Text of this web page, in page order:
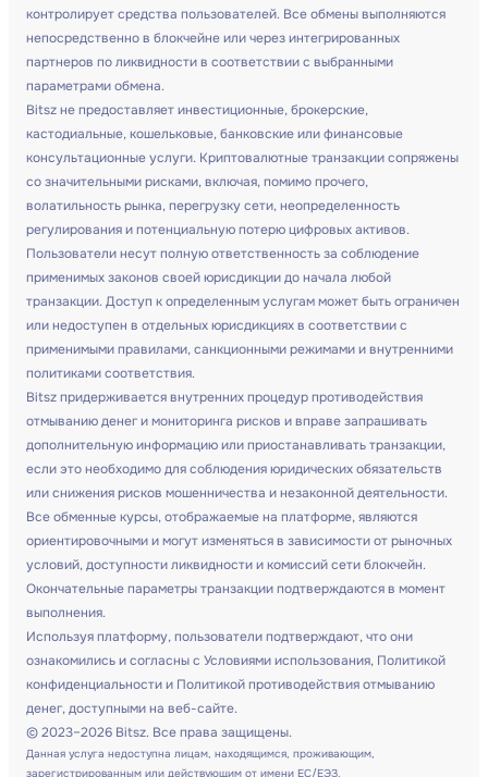
контролирует средства пользователей. Все обмены выполняются
непосредственно в блокчейне или через интегрированных
партнеров по ликвидности в соответствии с выбранными
параметрами обмена.
Bitsz не предоставляет инвестиционные, брокерские,
кастодиальные, кошельковые, банковские или финансовые
консультационные услуги. Криптовалютные транзакции сопряжены
со значительными рисками, включая, помимо прочего,
волатильность рынка, перегрузку сети, неопределенность
регулирования и потенциальную потерю цифровых активов.
Пользователи несут полную ответственность за соблюдение
применимых законов своей юрисдикции до начала любой
транзакции. Доступ к определенным услугам может быть ограничен
или недоступен в отдельных юрисдикциях в соответствии с
применимыми правилами, санкционными режимами и внутренними
политиками соответствия.
Bitsz придерживается внутренних процедур противодействия
отмыванию денег и мониторинга рисков и вправе запрашивать
дополнительную информацию или приостанавливать транзакции,
если это необходимо для соблюдения юридических обязательств
или снижения рисков мошенничества и незаконной деятельности.
Все обменные курсы, отображаемые на платформе, являются
ориентировочными и могут изменяться в зависимости от рыночных
условий, доступности ликвидности и комиссий сети блокчейн.
Окончательные параметры транзакции подтверждаются в момент
выполнения.
Используя платформу, пользователи подтверждают, что они
ознакомились и согласны с Условиями использования, Политикой
конфиденциальности и Политикой противодействия отмыванию
денег, доступными на веб-сайте.
© 2023–2026 Bitsz. Все права защищены.
Данная услуга недоступна лицам, находящимся, проживающим,
зарегистрированным или действующим от имени ЕС/ЕЭЗ.